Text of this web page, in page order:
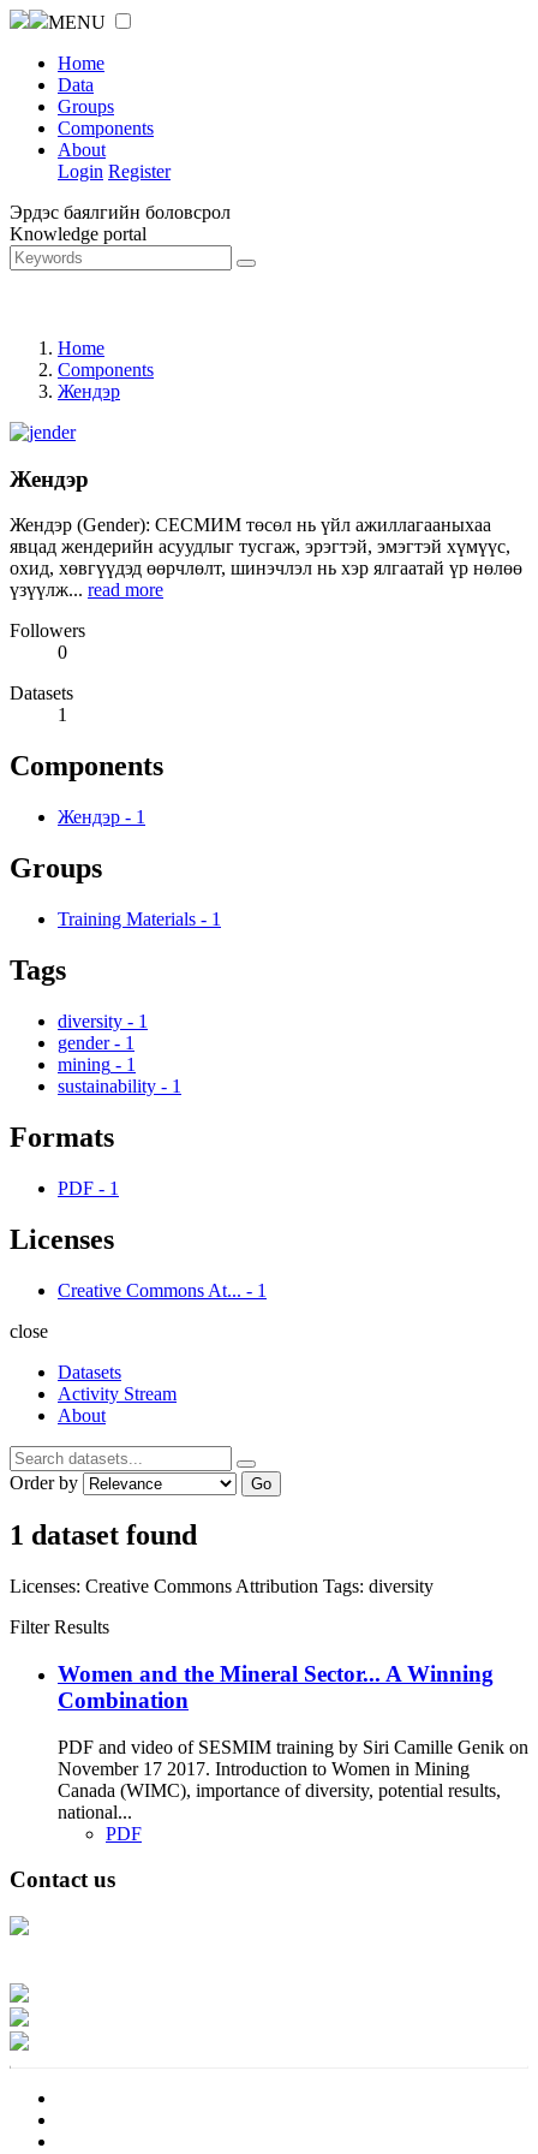
MENU
Home
Data
Groups
Components
About
Login Register
Эрдэс баялгийн боловсрол
Knowledge portal
Home
Components
Жендэр
Жендэр
Жендэр (Gender): СЕСМИМ төсөл нь үйл ажиллагааныхаа
явцад жендерийн асуудлыг тусгаж, эрэгтэй, эмэгтэй хүмүүс,
охид, хөвгүүдэд өөрчлөлт, шинэчлэл нь хэр ялгаатай үр нөлөө
үзүүлж... read more
Followers
0
Datasets
1
Components
Жендэр - 1
Groups
Training Materials - 1
Tags
diversity - 1
gender - 1
mining - 1
sustainability - 1
Formats
PDF - 1
Licenses
Creative Commons At... - 1
close
Datasets
Activity Stream
About
Order by Go
1 dataset found
Licenses: Creative Commons Attribution Tags: diversity
Filter Results
Women and the Mineral Sector... A Winning
Combination
PDF and video of SESMIM training by Siri Camille Genik on
November 17 2017. Introduction to Women in Mining
Canada (WIMC), importance of diversity, potential results,
national...
PDF
Contact us